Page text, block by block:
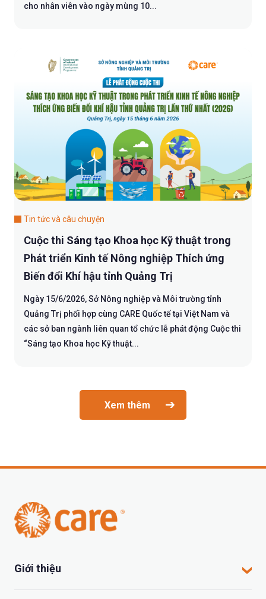
cho nhân viên vào ngày mùng 10...
Tin tức và câu chuyện
Cuộc thi Sáng tạo Khoa học Kỹ thuật trong
Phát triển Kinh tế Nông nghiệp Thích ứng
Biến đổi Khí hậu tỉnh Quảng Trị
Ngày 15/6/2026, Sở Nông nghiệp và Môi trường tỉnh
Quảng Trị phối hợp cùng CARE Quốc tế tại Việt Nam và
các sở ban ngành liên quan tổ chức lễ phát động Cuộc thi
“Sáng tạo Khoa học Kỹ thuật...
Xem thêm
Giới thiệu